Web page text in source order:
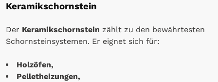
Keramikschornstein
Der Keramikschornstein zählt zu den bewährtesten
Schornsteinsystemen. Er eignet sich für:
Holzöfen,
Pelletheizungen,